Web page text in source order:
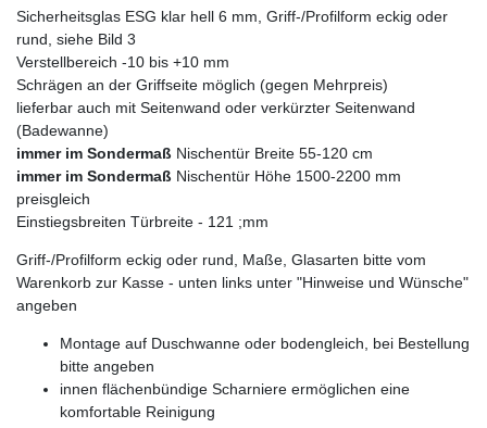
Sicherheitsglas ESG klar hell 6 mm, Griff-/Profilform eckig oder
rund, siehe Bild 3
Verstellbereich -10 bis +10 mm
Schrägen an der Griffseite möglich (gegen Mehrpreis)
lieferbar auch mit Seitenwand oder verkürzter Seitenwand
(Badewanne)
immer im Sondermaß Nischentür Breite 55-120 cm
immer im Sondermaß Nischentür Höhe 1500-2200 mm
preisgleich
Einstiegsbreiten Türbreite - 121 ;mm
Griff-/Profilform eckig oder rund, Maße, Glasarten bitte vom
Warenkorb zur Kasse - unten links unter "Hinweise und Wünsche"
angeben
Montage auf Duschwanne oder bodengleich, bei Bestellung
bitte angeben
innen flächenbündige Scharniere ermöglichen eine
komfortable Reinigung